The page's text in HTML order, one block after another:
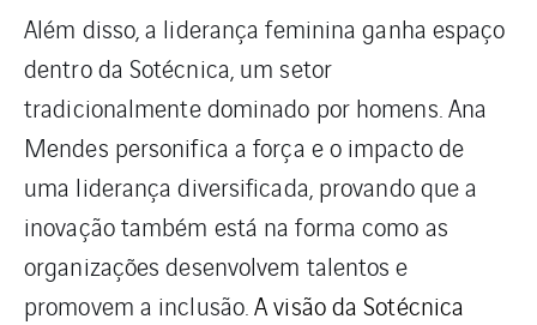
Além disso, a liderança feminina ganha espaço
dentro da Sotécnica, um setor
tradicionalmente dominado por homens. Ana
Mendes personifica a força e o impacto de
uma liderança diversificada, provando que a
inovação também está na forma como as
organizações desenvolvem talentos e
promovem a inclusão.A visão da Sotécnica